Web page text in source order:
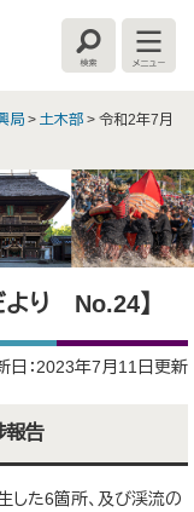
検
索
ニ
局 > 土木部 > 令和2年7月
り No.24】
日：2023年7月11日更新
報告
した6箇所、及び渓流の